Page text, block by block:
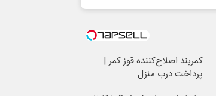
کمربند اصلاح‌کننده قوز کمر |
پرداخت درب منزل